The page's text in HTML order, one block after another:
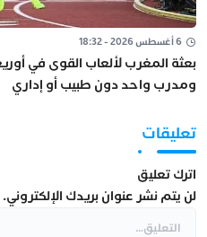
6 أغسطس 2026 - 18:32
ومدرب واحد دون طبيب أو إداري
تعليقات
اترك تعليق
لن يتم نشر عنوان بريدك الإلكتروني.